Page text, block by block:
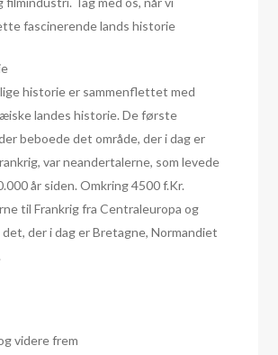
fascinerende lands historie
historie er sammenflettet med
landes historie. De første
beboede det område, der i dag er
var neandertalerne, som levede
år siden. Omkring 4500 f.Kr.
til Frankrig fra Centraleuropa og
der i dag er Bretagne, Normandiet
videre frem